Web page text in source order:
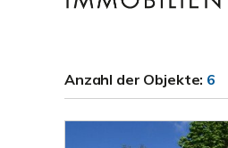
Anzahl der Objekte: 6